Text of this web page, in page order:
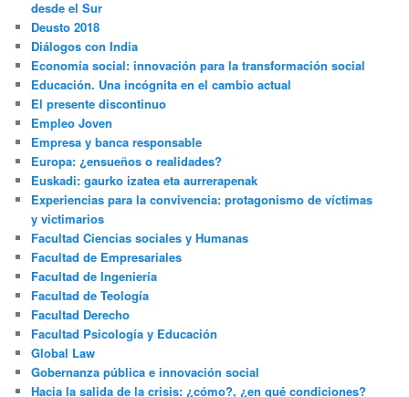
desde el Sur
Deusto 2018
Diálogos con India
Economía social: innovación para la transformación social
Educación. Una incógnita en el cambio actual
El presente discontinuo
Empleo Joven
Empresa y banca responsable
Europa: ¿ensueños o realidades?
Euskadi: gaurko izatea eta aurrerapenak
Experiencias para la convivencia: protagonismo de víctimas
y victimarios
Facultad Ciencias sociales y Humanas
Facultad de Empresariales
Facultad de Ingeniería
Facultad de Teología
Facultad Derecho
Facultad Psicología y Educación
Global Law
Gobernanza pública e innovación social
Hacia la salida de la crisis: ¿cómo?, ¿en qué condiciones?